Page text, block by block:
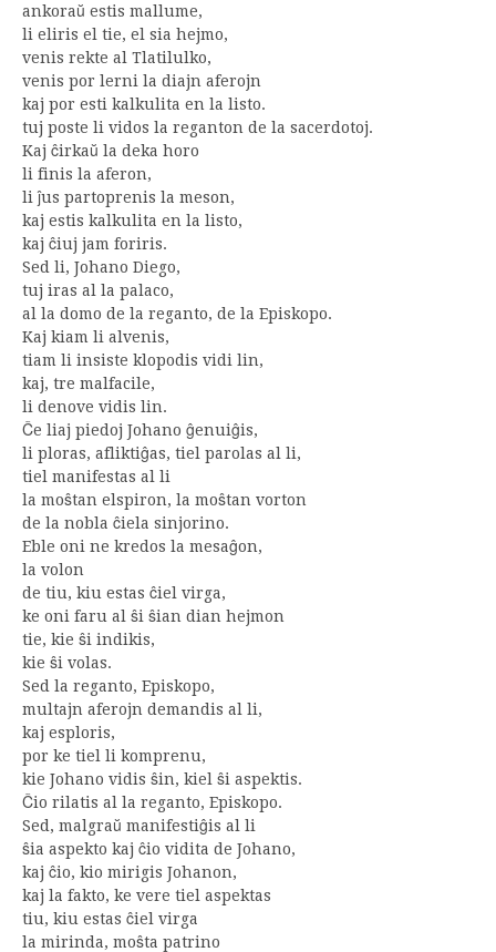
ankoraŭ estis mallume,
li eliris el tie, el sia hejmo,
venis rekte al Tlatilulko,
venis por lerni la diajn aferojn
kaj por esti kalkulita en la listo.
tuj poste li vidos la reganton de la sacerdotoj.
Kaj ĉirkaŭ la deka horo
li finis la aferon,
li ĵus partoprenis la meson,
kaj estis kalkulita en la listo,
kaj ĉiuj jam foriris.
Sed li, Johano Diego,
tuj iras al la palaco,
al la domo de la reganto, de la Episkopo.
Kaj kiam li alvenis,
tiam li insiste klopodis vidi lin,
kaj, tre malfacile,
li denove vidis lin.
Ĉe liaj piedoj Johano ĝenuiĝis,
li ploras, afliktiĝas, tiel parolas al li,
tiel manifestas al li
la moŝtan elspiron, la moŝtan vorton
de la nobla ĉiela sinjorino.
Eble oni ne kredos la mesaĝon,
la volon
de tiu, kiu estas ĉiel virga,
ke oni faru al ŝi ŝian dian hejmon
tie, kie ŝi indikis,
kie ŝi volas.
Sed la reganto, Episkopo,
multajn aferojn demandis al li,
kaj esploris,
por ke tiel li komprenu,
kie Johano vidis ŝin, kiel ŝi aspektis.
Ĉio rilatis al la reganto, Episkopo.
Sed, malgraŭ manifestiĝis al li
ŝia aspekto kaj ĉio vidita de Johano,
kaj ĉio, kio mirigis Johanon,
kaj la fakto, ke vere tiel aspektas
tiu, kiu estas ĉiel virga
la mirinda, moŝta patrino